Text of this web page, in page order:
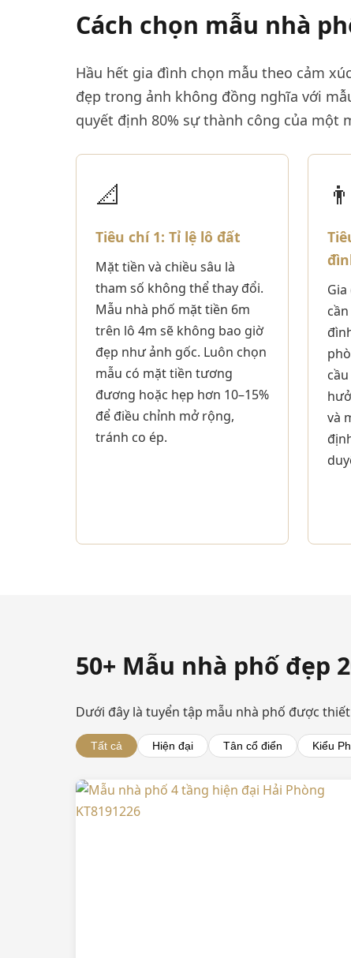
Cách chọn mẫu nhà
Hầu hết gia đình chọn mẫu theo cảm
đẹp trong ảnh không đồng nghĩa với
quyết định 80% sự thành công của một
📐
Tiêu chí 1: Tỉ lệ lô đất
Mặt tiền và chiều sâu là
tham số không thể thay đổi.
Mẫu nhà phố mặt tiền 6m
trên lô 4m sẽ không bao giờ
đẹp như ảnh gốc. Luôn chọn
mẫu có mặt tiền tương
đương hoặc hẹp hơn 10–15%
để điều chỉnh mở rộng,
tránh co ép.
và
50+ Mẫu nhà phố đẹp
Dưới đây là tuyển tập mẫu nhà phố được
Tất cả Hiện đại Tân cổ điển Kiểu